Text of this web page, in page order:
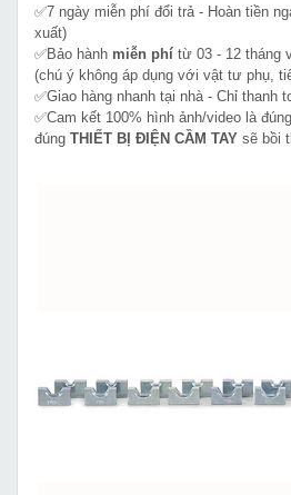
✅7 ngày miễn phí đổi trả - Hoàn tiền
xuất)
✅Bảo hành miễn phí từ 03 - 12 tháng
(chú ý không áp dụng với vật tư phụ,
✅Giao hàng nhanh tại nhà - Chỉ thanh
✅Cam kết 100% hình ảnh/video là
đúng THIẾT BỊ ĐIỆN CẦM TAY sẽ bồi